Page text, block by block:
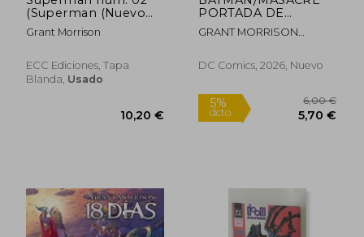
28,88 €
(Superman (Nuevo
Universo DC))
Grant Morrison
ECC Ediciones, Tapa
Blanda, Usado
PORTADA DE
HAYDEN SHERMAN
GRANT MORRISON
DC Comics, 2026, Nuevo